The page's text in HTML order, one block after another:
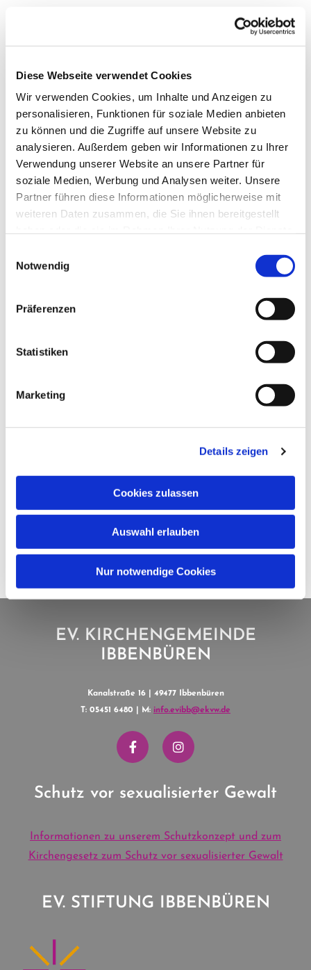
Diese Webseite verwendet Cookies
Wir verwenden Cookies, um Inhalte und Anzeigen zu
personalisieren, Funktionen für soziale Medien anbieten
zu können und die Zugriffe auf unsere Website zu
analysieren. Außerdem geben wir Informationen zu Ihrer
Verwendung unserer Website an unsere Partner für
soziale Medien, Werbung und Analysen weiter. Unsere
Partner führen diese Informationen möglicherweise mit
weiteren Daten zusammen, die Sie ihnen bereitgestellt
Notwendig
Präferenzen
Statistiken
Marketing
Details zeigen
Cookies zulassen
Auswahl erlauben
Nur notwendige Cookies
Dies könnte Sie auch
interessieren
EV. KIRCHENGEMEINDE
IBBENBÜREN
Kanalstraße 16 | 49477 Ibbenbüren
T: 05451 6480 | M: info.evibb@ekvw.de
Schutz vor sexualisierter Gewalt
Informationen zu unserem Schutzkonzept und zum
Kirchengesetz zum Schutz vor sexualisierter Gewalt
EV. STIFTUNG IBBENBÜREN